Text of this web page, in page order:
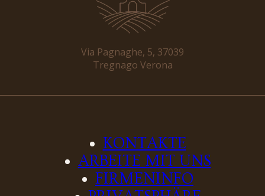
Via Pagnaghe, 5, 37039
Tregnago Verona
KONTAKTE
ARBEITE MIT UNS
FIRMENINFO